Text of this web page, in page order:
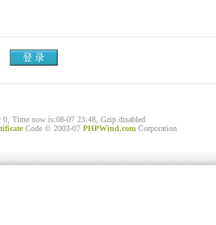
0, Time now is:08-07 23:48, Gzip disabled
Code © 2003-07 PHPWind.com Corporation